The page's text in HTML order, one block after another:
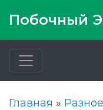
Побочный
Главная » Разное